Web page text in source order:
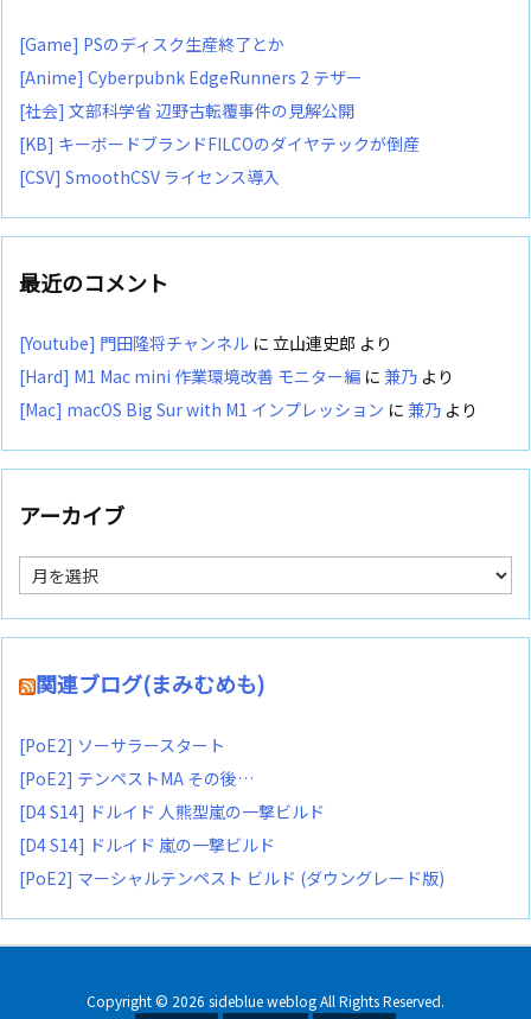
[Game] PSのディスク生産終了とか
[Anime] Cyberpubnk EdgeRunners 2 テザー
[社会] 文部科学省 辺野古転覆事件の見解公開
[KB] キーボードブランドFILCOのダイヤテックが倒産
[CSV] SmoothCSV ライセンス導入
最近のコメント
[Youtube] 門田隆将チャンネル に 立山連史郎 より
[Hard] M1 Mac mini 作業環境改善 モニター編 に 兼乃 より
[Mac] macOS Big Sur with M1 インプレッション に 兼乃 より
アーカイブ
ア
ー
カ
イ
関連ブログ(まみむめも)
[PoE2] ソーサラースタート
[PoE2] テンペストMA その後…
[D4 S14] ドルイド 人熊型嵐の一撃ビルド
[D4 S14] ドルイド 嵐の一撃ビルド
[PoE2] マーシャルテンペスト ビルド (ダウングレード版)
Copyright © 2026 sideblue weblogAll Rights Reserved.